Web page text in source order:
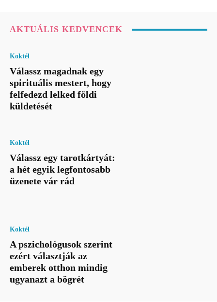
AKTUÁLIS KEDVENCEK
Koktél
Válassz magadnak egy
spirituális mestert, hogy
felfedezd lelked földi
küldetését
Koktél
Válassz egy tarotkártyát:
a hét egyik legfontosabb
üzenete vár rád
Koktél
A pszichológusok szerint
ezért választják az
emberek otthon mindig
ugyanazt a bögrét